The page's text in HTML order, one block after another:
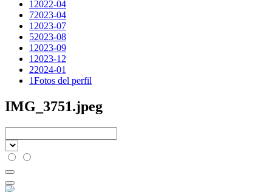
12022-04
72023-04
12023-07
52023-08
12023-09
12023-12
22024-01
1Fotos del perfil
IMG_3751.jpeg